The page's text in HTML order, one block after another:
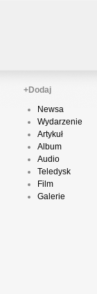
+Dodaj
Newsa
Wydarzenie
Artykuł
Album
Audio
Teledysk
Film
Galerie